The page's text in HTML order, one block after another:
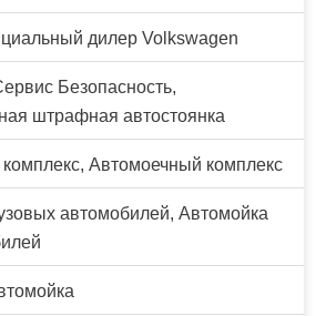
дилер Volkswagen
Безопасность,
штрафная автостоянка
Автомоечный комплекс
автомобилей, Автомойка